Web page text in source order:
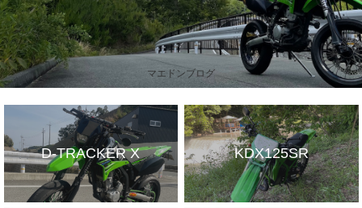
マエドンブログ
D-TRACKER X KDX125SR